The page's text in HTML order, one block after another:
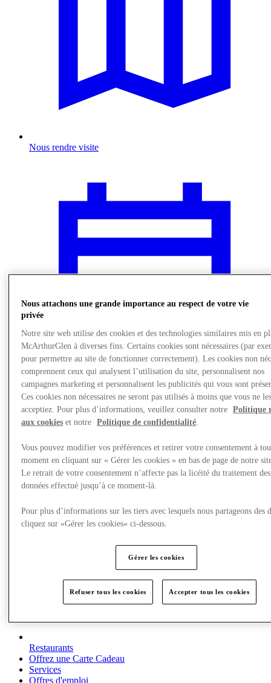
Nous rendre visite
Actualités
Restaurants
Offrez une Carte Cadeau
Services
Offres d'emploi
Nous attachons une grande importance au respect de votre vie
privée
Notre site web utilise des cookies et des technologies similaires mis en
McArthurGlen à diverses fins. Certains cookies sont nécessaires (par
pour permettre au site de fonctionner correctement). Les cookies non
comprennent ceux qui analysent l’utilisation du site, personnalisent nos
campagnes marketing et personnalisent les publicités qui vous sont
Ces cookies non nécessaires ne seront pas utilisés à moins que vous ne
acceptiez. Pour plus d’informations, veuillez consulter notre
Politique
aux cookies et notre Politique de confidentialité.
Vous pouvez modifier vos préférences et retirer votre consentement à
moment en cliquant sur « Gérer les cookies » en bas de page de notre
Le retrait de votre consentement n’affecte pas la licéité du traitement des
données effectué jusqu’à ce moment-là.
Pour plus d’informations sur les tiers avec lesquels nous partageons des
cliquez sur «Gérer les cookies» ci-dessous.
Gérer les cookies
Refuser tous les cookies Accepter tous les cookies